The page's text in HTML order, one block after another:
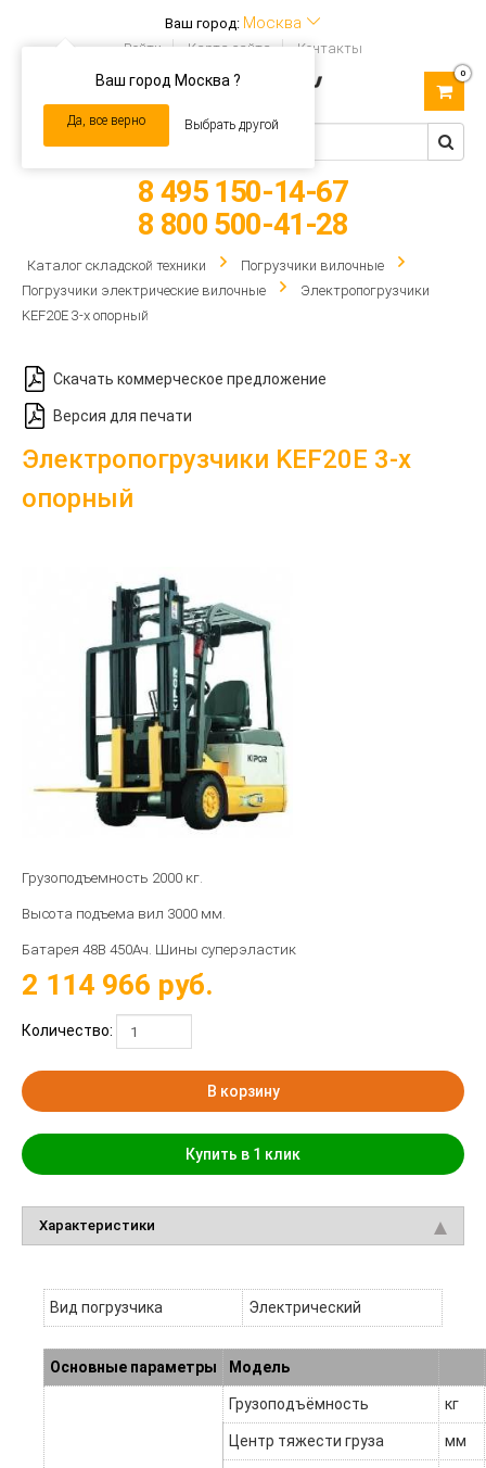
Ваш город: Москва
Ваш город Москва ?
Да, все верно Выбрать другой
Войти Карта сайта Контакты
navigation
0
8 495 150-14-67
8 800 500-41-28
Каталог складской техники
Погрузчики вилочные
Погрузчики электрические вилочные
Электропогрузчики
KEF20E 3-х опорный
Скачать коммерческое предложение
Версия для печати
Электропогрузчики KEF20E 3-х
опорный
Грузоподъемность 2000 кг.
Высота подъема вил 3000 мм.
Батарея 48B 450Ач. Шины суперэластик
2 114 966 руб.
Количество:
В корзину
Купить в 1 клик
Характеристики
Вид погрузчика Электрический
Основные параметры Модель
Грузоподъёмность кг
Центр тяжести груза мм